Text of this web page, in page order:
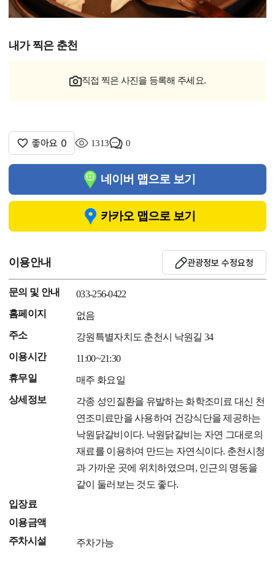
내가 찍은 춘천
직접 찍은 사진을 등록해 주세요.
좋아요 0 1313 0
네이버 맵으로 보기
카카오 맵으로 보기
이용안내 관광정보 수정요청
문의 및 안내
033-256-0422
홈페이지
없음
주소
강원특별자치도 춘천시 낙원길 34
이용시간
11:00~21:30
휴무일
매주 화요일
상세정보
각종 성인질환을 유발하는 화학조미료 대신 천
연조미료만을 사용하여 건강식단을 제공하는
낙원닭갈비이다. 낙원닭갈비는 자연 그대로의
재료를 이용하여 만드는 자연식이다. 춘천시청
과 가까운 곳에 위치하였으며, 인근의 명동을
같이 둘러보는 것도 좋다.
입장료
이용금액
주차시설
주차가능